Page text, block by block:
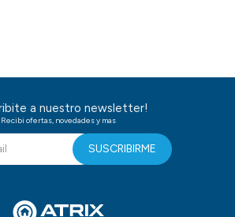
a nuestro newsletter!
Recibi ofertas, novedades y mas
SUSCRIBIRME